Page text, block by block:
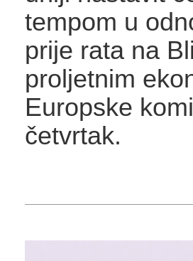
tempom u
prije rata na
proljetnim
Europske
četvrtak.